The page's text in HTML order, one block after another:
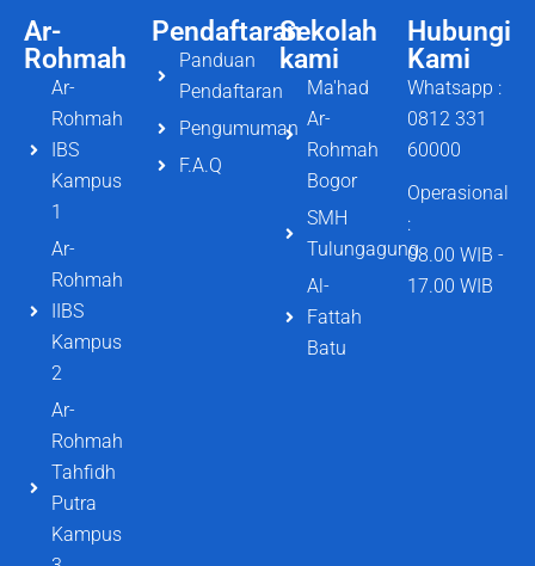
Ar-
Rohmah
Ar-
Rohmah
IBS
Kampus
1
Ar-
Rohmah
IIBS
Kampus
2
Ar-
Rohmah
Tahfidh
Putra
Kampus
Pendaftaran
Panduan
Pendaftaran
Pengumuman
F.A.Q
Hubungi
Kami
Whatsapp :
0812 331
60000
Operasional
:
08.00 WIB -
17.00 WIB
Sekolah
kami
Ma'had
Ar-
Rohmah
Bogor
SMH
Tulungagung
Al-
Fattah
Batu